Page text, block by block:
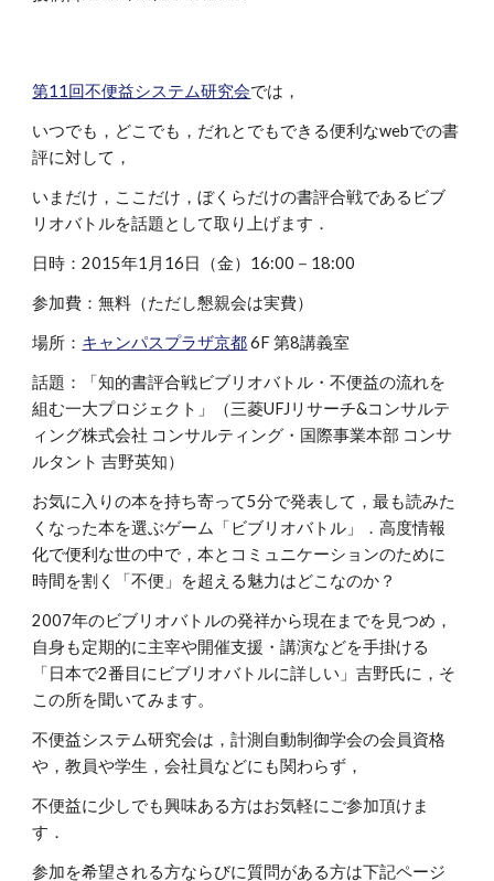
第11回不便益システム研究会では，
いつでも，どこでも，だれとでもできる便利なwebでの書
評に対して，
いまだけ，ここだけ，ぼくらだけの書評合戦であるビブ
リオバトルを話題として取り上げます．
日時：2015年1月16日（金）16:00－18:00
参加費：無料（ただし懇親会は実費）
場所： キャンパスプラザ京都6F 第8講義室
話題：「知的書評合戦ビブリオバトル・不便益の流れを
組む一大プロジェクト」（三菱UFJリサーチ&コンサルテ
ィング株式会社 コンサルティング・国際事業本部 コンサ
ルタント 吉野英知）
お気に入りの本を持ち寄って5分で発表して，最も読みた
くなった本を選ぶゲーム「ビブリオバトル」．高度情報
化で便利な世の中で，本とコミュニケーションのために
時間を割く「不便」を超える魅力はどこなのか？
2007年のビブリオバトルの発祥から現在までを見つめ，
自身も定期的に主宰や開催支援・講演などを手掛ける
「日本で2番目にビブリオバトルに詳しい」吉野氏に，そ
この所を聞いてみます。
不便益システム研究会は，計測自動制御学会の会員資格
や，教員や学生，会社員などにも関わらず，
不便益に少しでも興味ある方はお気軽にご参加頂けま
す．
参加を希望される方ならびに質問がある方は下記ページ